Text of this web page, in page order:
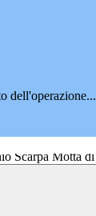
dell'operazione...